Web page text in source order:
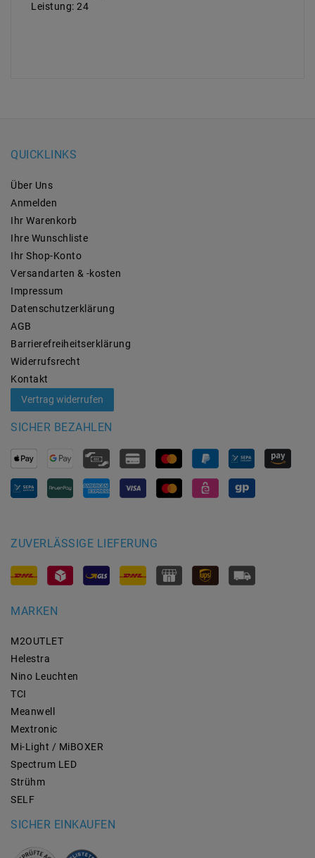
Leistung: 24
QUICKLINKS
Über Uns
Anmelden
Ihr Warenkorb
Ihre Wunschliste
Ihr Shop-Konto
Versandarten & -kosten
Impressum
Daten­schutz­erklärung
AGB
Barrierefreiheitserklärung
Widerrufs­recht
Kontakt
Vertrag widerrufen
SICHER BEZAHLEN
ZUVERLÄSSIGE LIEFERUNG
MARKEN
M2OUTLET
Helestra
Nino Leuchten
TCI
Meanwell
Mextronic
Mi-Light / MiBOXER
Spectrum LED
Strühm
SELF
SICHER EINKAUFEN